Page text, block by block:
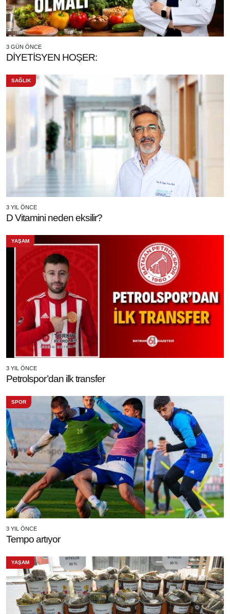
3 GÜN ÖNCE
DİYETİSYEN HOŞER:
SAĞLIK
3 YIL ÖNCE
D Vitamini neden eksilir?
YAŞAM
3 YIL ÖNCE
Petrolspor’dan ilk transfer
SPOR
3 YIL ÖNCE
Tempo artıyor
YAŞAM